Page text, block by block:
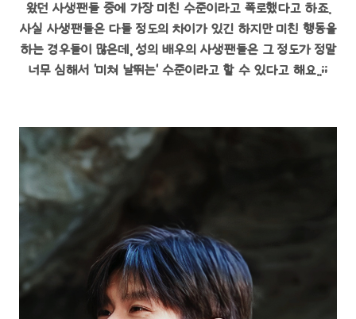
왔던 사생팬들 중에 가장 미친 수준이라고 폭로했다고 하죠.
사실 사생팬들은 다들 정도의 차이가 있긴 하지만 미친 행동을
하는 경우들이 많은데, 성의 배우의 사생팬들은 그 정도가 정말
너무 심해서 '미쳐 날뛰는' 수준이라고 할 수 있다고 해요..;;